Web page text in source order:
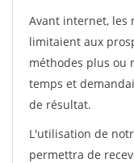
Avant internet, les
limitaient aux
méthodes plus ou
temps et
de résultat.
L'utilisation de
permettra de